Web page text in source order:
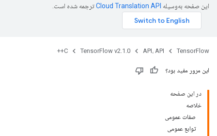
این صفحه به‌وسیله ترجمه شده است.
TensorFlow API، API TensorFlow v2.1.0
C++
این مرور مفید بود؟
در این صفحه
خلاصه
صفات عمومی
توابع عمومی